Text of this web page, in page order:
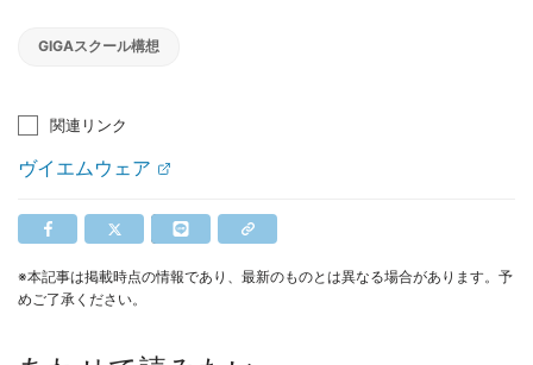
GIGAスクール構想
関連リンク
ヴイエムウェア
※本記事は掲載時点の情報であり、最新のものとは異なる場合があります。予
めご了承ください。